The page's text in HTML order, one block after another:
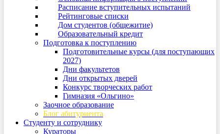
Расписание вступительных испытаний
Рейтинговые списки
Дом студентов (общежитие)
Образовательный кредит
Подготовка к поступлению
Подготовительные курсы (для поступающих
2027)
Дни факультетов
Дни открытых дверей
Конкурс творческих работ
Гимназия «Ольгино»
Заочное образование
Блог абитуриента
Студенту и сотруднику
Кураторы